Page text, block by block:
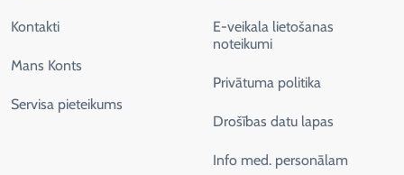
Kontakti
Mans Konts
Servisa pieteikums
E-veikala lietošanas
noteikumi
Privātuma politika
Drošības datu lapas
Info med. personālam